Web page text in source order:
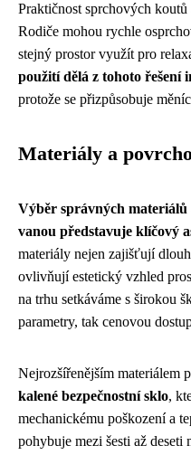
Praktičnost sprchových
Rodiče mohou rychle
stejný prostor využít pro
použití dělá z tohoto řešení
protože se přizpůsobuje
Materiály a
Výběr správných
vanou představuje klíčový
materiály nejen zajišťují
ovlivňují estetický vzhled
na trhu setkáváme s širokou
parametry, tak cenovou
Nejrozšířenějším materiálem
kalené bezpečnostní sklo,
mechanickému poškození a
pohybuje mezi šesti až